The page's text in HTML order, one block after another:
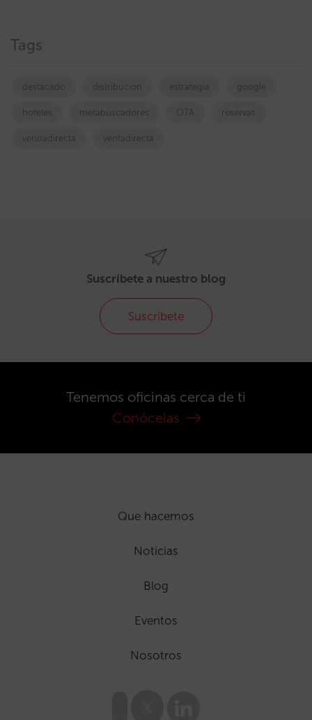
Tags
destacado distribucion estrategia google
hoteles metabuscadores OTA reservas
vendadirecta ventadirecta
Suscríbete a nuestro blog
Suscríbete
Tenemos oficinas cerca de ti
Conócelas
Que hacemos
Noticias
Blog
Eventos
Nosotros